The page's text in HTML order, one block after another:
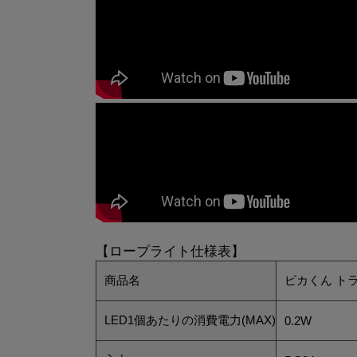
【ロープライト仕様表】
商品名 ピカくん ト
LED1個あたりの消費電力(MAX) 0.2W